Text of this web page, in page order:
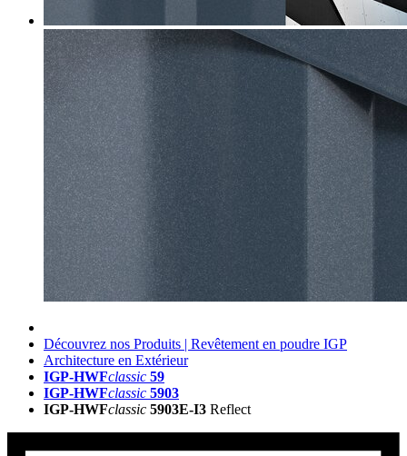
Découvrez nos Produits | Revêtement en poudre IGP
Architecture en Extérieur
IGP-HWFclassic 59
IGP-HWFclassic 5903
IGP-HWFclassic 5903E-I3 Reflect